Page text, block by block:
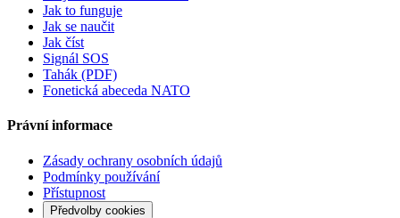
Jak to funguje
Jak se naučit
Jak číst
Signál SOS
Tahák (PDF)
Fonetická abeceda NATO
Právní informace
Zásady ochrany osobních údajů
Podmínky používání
Přístupnost
Předvolby cookies